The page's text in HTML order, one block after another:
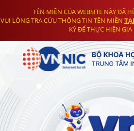
TÊN MIỀN CỦA WEBSITE NÀY ĐÃ
VUI LÒNG TRA CỨU THÔNG TIN TÊN MIỀN
KÝ ĐỂ THỰC HIỆN